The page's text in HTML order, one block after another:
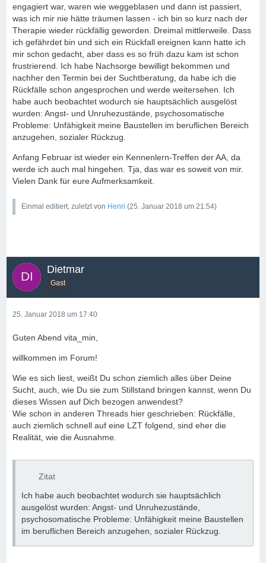
engagiert war, waren wie weggeblasen und dann ist passiert,
was ich mir nie hätte träumen lassen - ich bin so kurz nach der
Therapie wieder rückfällig geworden. Dreimal mittlerweile. Dass
ich gefährdet bin und sich ein Rückfall ereignen kann hatte ich
mir schon gedacht, aber dass es so früh dazu kam ist schon
frustrierend. Ich habe Nachsorge bewilligt bekommen und
nachher den Termin bei der Suchtberatung, da habe ich die
Rückfälle schon angesprochen und werde weitersehen. Ich
habe auch beobachtet wodurch sie hauptsächlich ausgelöst
wurden: Angst- und Unruhezustände, psychosomatische
Probleme: Unfähigkeit meine Baustellen im beruflichen Bereich
anzugehen, sozialer Rückzug.
Anfang Februar ist wieder ein Kennenlern-Treffen der AA, da
werde ich auch mal hingehen. Tja, das war es soweit von mir.
Vielen Dank für eure Aufmerksamkeit.
Einmal editiert, zuletzt von Henri (25. Januar 2018 um 21:54)
Dietmar
Gast
25. Januar 2018 um 17:40
Guten Abend vita_min,
willkommen im Forum!
Wie es sich liest, weißt Du schon ziemlich alles über Deine
Sucht, auch, wie Du sie zum Stillstand bringen kannst, wenn Du
dieses Wissen auf Dich bezogen anwendest?
Wie schon in anderen Threads hier geschrieben: Rückfälle,
auch ziemlich schnell auf eine LZT folgend, sind eher die
Realität, wie die Ausnahme.
Zitat
Ich habe auch beobachtet wodurch sie hauptsächlich
ausgelöst wurden: Angst- und Unruhezustände,
psychosomatische Probleme: Unfähigkeit meine Baustellen
im beruflichen Bereich anzugehen, sozialer Rückzug.